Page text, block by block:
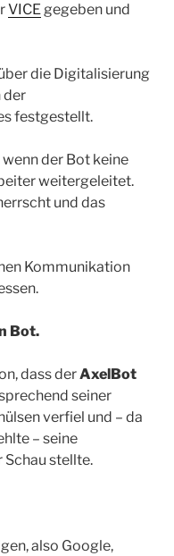
VICEgegeben und
die Digitalisierung
der
festgestellt.
wenn der Bot keine
weitergeleitet.
und das
Kommunikation
Bot.
dass derAxelBot
seiner
verfiel und – da
– seine
stellte.
also Google,